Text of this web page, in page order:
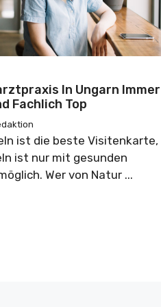
In Ungarn Immer
Fachlich Top
ist die beste Visitenkarte,
ist nur mit gesunden
Wer von Natur ...